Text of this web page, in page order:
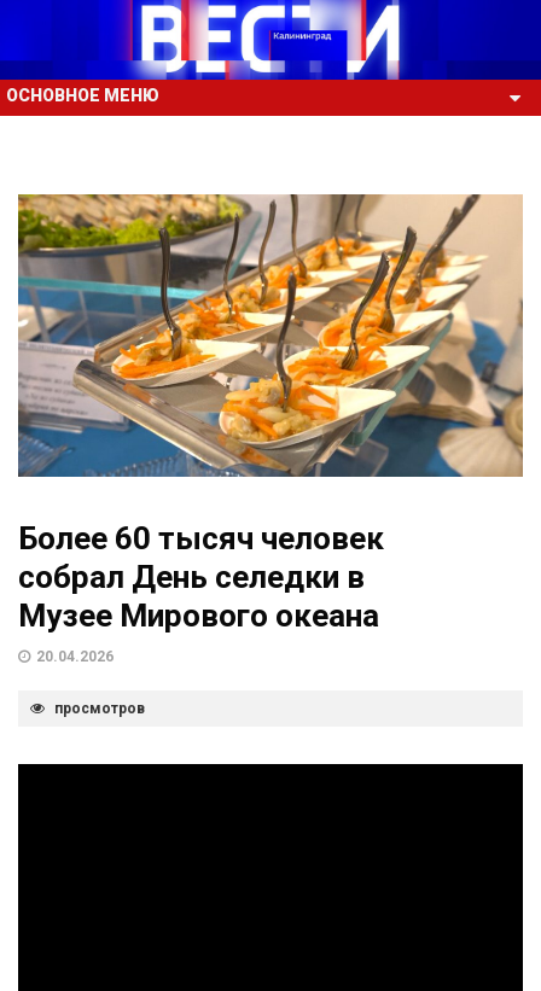
ОСНОВНОЕ МЕНЮ
Более 60 тысяч человек
собрал День селедки в
Музее Мирового океана
20.04.2026
просмотров